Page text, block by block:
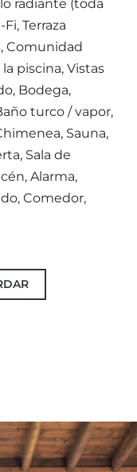
radiante (toda
Terraza
Comunidad
piscina, Vistas
Bodega,
turco / vapor,
Sauna,
Sala de
Alarma,
Comedor,